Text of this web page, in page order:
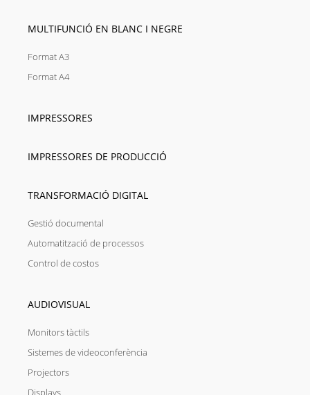
MULTIFUNCIÓ EN BLANC I NEGRE
Format A3
Format A4
IMPRESSORES
IMPRESSORES DE PRODUCCIÓ
TRANSFORMACIÓ DIGITAL
Gestió documental
Automatització de processos
Control de costos
AUDIOVISUAL
Monitors tàctils
Sistemes de videoconferència
Projectors
Displays